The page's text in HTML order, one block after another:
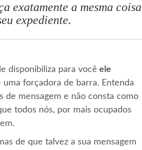
exatamente a mesma coisa
expediente.
disponibiliza para você ele
uma forçadora de barra. Entenda
de mensagem e não consta como
todos nós, por mais ocupados
de que talvez a sua mensagem